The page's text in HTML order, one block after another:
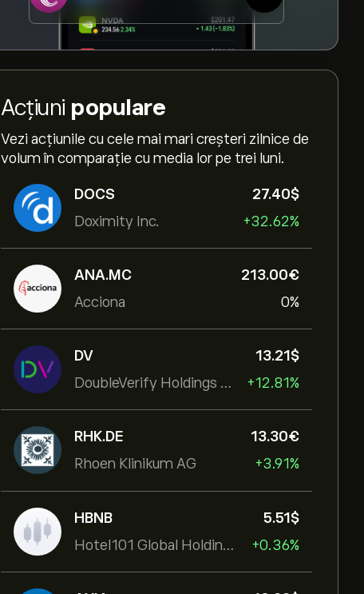
Acțiuni populare
Vezi acțiunile cu cele mai mari creșteri zilnice de
volum în comparație cu media lor pe trei luni.
DOCS
Doximity Inc.
27.40‎$‎
+32.62%
ANA.MC
Acciona
213.00‎€‎
0%
DV
DoubleVerify Holdings Inc
13.21‎$‎
+12.81%
RHK.DE
Rhoen Klinikum AG
13.30‎€‎
+3.91%
HBNB
Hotel101 Global Holdings Corp
5.51‎$‎
+0.36%